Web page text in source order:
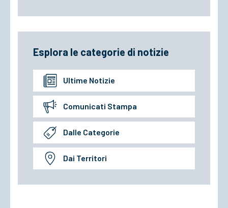
Esplora le categorie di notizie
Ultime Notizie
Comunicati Stampa
Dalle Categorie
Dai Territori